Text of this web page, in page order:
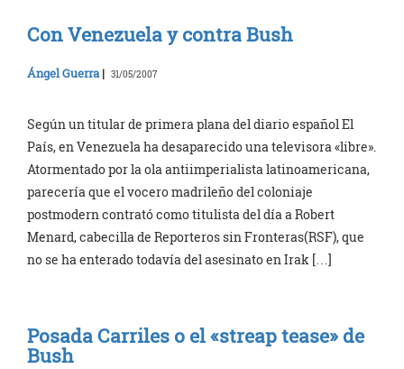
Con Venezuela y contra Bush
Ángel Guerra| 31/05/2007
Según un titular de primera plana del diario español El
País, en Venezuela ha desaparecido una televisora «libre».
Atormentado por la ola antiimperialista latinoamericana,
parecería que el vocero madrileño del coloniaje
postmodern contrató como titulista del día a Robert
Menard, cabecilla de Reporteros sin Fronteras(RSF), que
no se ha enterado todavía del asesinato en Irak […]
Posada Carriles o el «streap tease» de
Bush